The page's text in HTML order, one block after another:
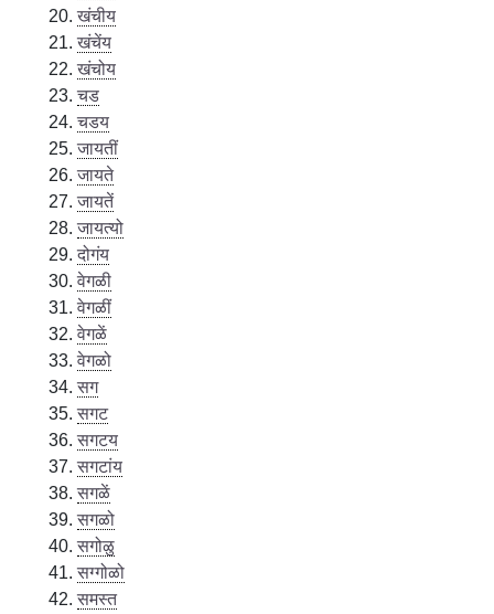
खंचीय
खंचेंय
खंचोय
चड
चडय
जायतीं
जायते
जायतें
जायत्यो
दोगंय
वेगळी
वेगळीं
वेगळें
वेगळो
सग
सगट
सगटय
सगटांय
सगळें
सगळो
सगोळु
सग्गोळो
समस्त